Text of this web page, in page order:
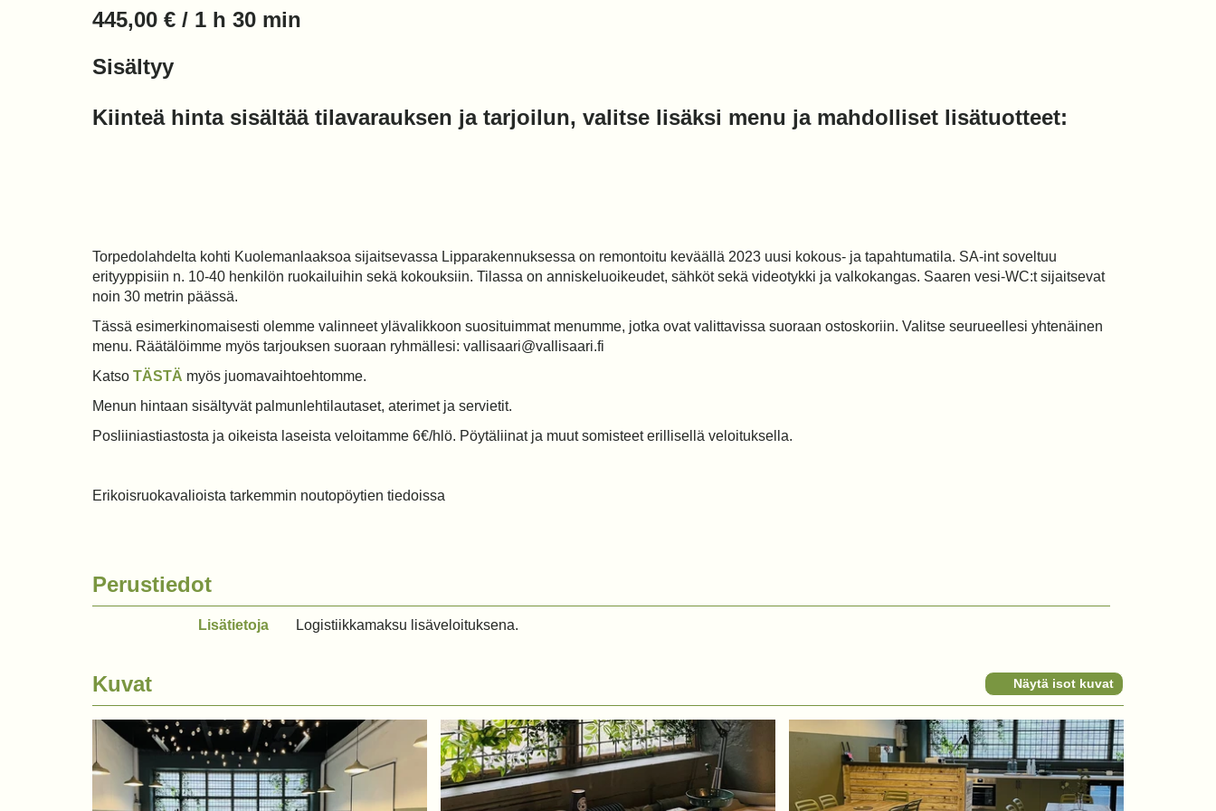
445,00 € / 1 h 30 min
Sisältyy
Kiinteä hinta sisältää tilavarauksen ja tarjoilun, valitse lisäksi menu ja mahdolliset lisätuotteet:
Torpedolahdelta kohti Kuolemanlaaksoa sijaitsevassa Lipparakennuksessa on remontoitu keväällä 2023 uusi kokous- ja tapahtumatila. SA-int soveltuu
erityyppisiin n. 10-40 henkilön ruokailuihin sekä kokouksiin. Tilassa on anniskeluoikeudet, sähköt sekä videotykki ja valkokangas. Saaren vesi-WC:t sijaitsevat
noin 30 metrin päässä.
Tässä esimerkinomaisesti olemme valinneet ylävalikkoon suosituimmat menumme, jotka ovat valittavissa suoraan ostoskoriin. Valitse seurueellesi yhtenäinen
menu. Räätälöimme myös tarjouksen suoraan ryhmällesi: vallisaari@vallisaari.fi
Katso TÄSTÄ myös juomavaihtoehtomme.
Menun hintaan sisältyvät palmunlehtilautaset, aterimet ja servietit.
Posliiniastiastosta ja oikeista laseista veloitamme 6€/hlö. Pöytäliinat ja muut somisteet erillisellä veloituksella.
Erikoisruokavalioista tarkemmin noutopöytien tiedoissa
Perustiedot
Lisätietoja Logistiikkamaksu lisäveloituksena.
Kuvat Näytä isot kuvat